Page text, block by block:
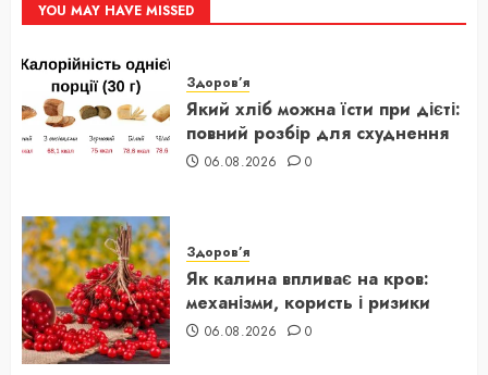
YOU MAY HAVE MISSED
Здоров’я
Який хліб можна їсти при дієті:
повний розбір для схуднення
06.08.2026 0
Здоров’я
Як калина впливає на кров:
механізми, користь і ризики
06.08.2026 0